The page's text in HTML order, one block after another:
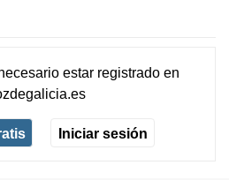
estar registradoen
Iniciar sesión